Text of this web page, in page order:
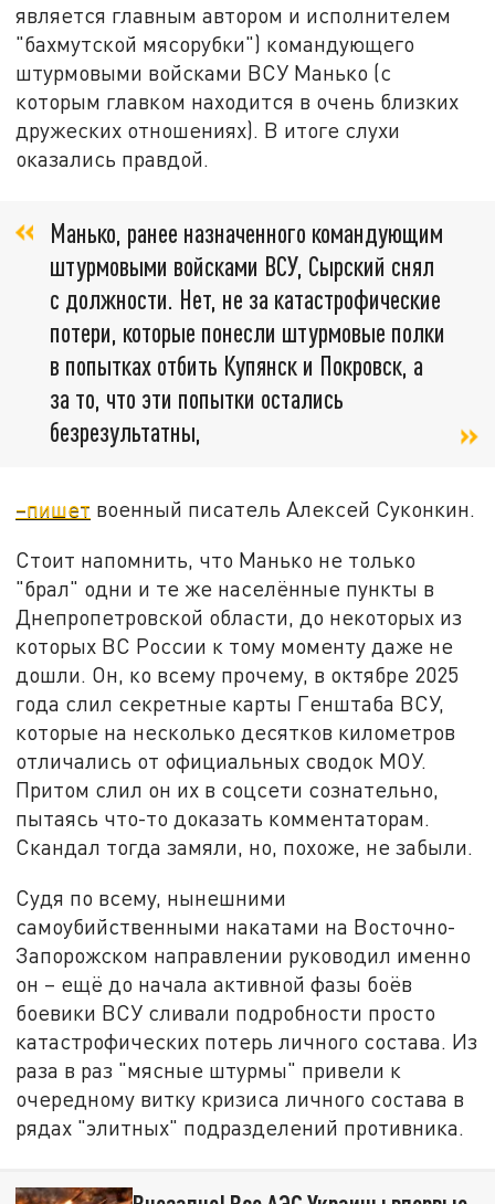
является главным автором и исполнителем
"бахмутской мясорубки") командующего
штурмовыми войсками ВСУ Манько (с
которым главком находится в очень близких
дружеских отношениях). В итоге слухи
оказались правдой.
Манько, ранее назначенного командующим
штурмовыми войсками ВСУ, Сырский снял
с должности. Нет, не за катастрофические
потери, которые понесли штурмовые полки
в попытках отбить Купянск и Покровск, а
за то, что эти попытки остались
безрезультатны,
–пишет военный писатель Алексей Суконкин.
Стоит напомнить, что Манько не только
"брал" одни и те же населённые пункты в
Днепропетровской области, до некоторых из
которых ВС России к тому моменту даже не
дошли. Он, ко всему прочему, в октябре 2025
года слил секретные карты Генштаба ВСУ,
которые на несколько десятков километров
отличались от официальных сводок МОУ.
Притом слил он их в соцсети сознательно,
пытаясь что-то доказать комментаторам.
Скандал тогда замяли, но, похоже, не забыли.
Судя по всему, нынешними
самоубийственными накатами на Восточно-
Запорожском направлении руководил именно
он – ещё до начала активной фазы боёв
боевики ВСУ сливали подробности просто
катастрофических потерь личного состава. Из
раза в раз "мясные штурмы" привели к
очередному витку кризиса личного состава в
рядах "элитных" подразделений противника.